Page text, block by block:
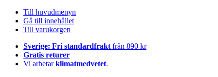
Till huvudmenyn
Gå till innehållet
Till varukorgen
Sverige: Fri standardfrakt från 890 kr
Gratis returer
Vi arbetarklimatmedvetet.